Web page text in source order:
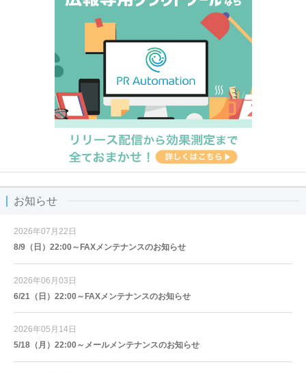
お知らせ
2026年07月22日
8/9（日）22:00～FAXメンテナンスのお知らせ
2026年06月03日
6/21（日）22:00～FAXメンテナンスのお知らせ
2026年05月14日
5/18（月）22:00～メールメンテナンスのお知らせ